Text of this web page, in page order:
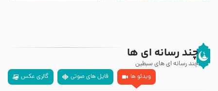
چند رسانه ای ها
چند رسانه ای های سبطین
ویدئو ها
فایل های صوتی گالری عکس